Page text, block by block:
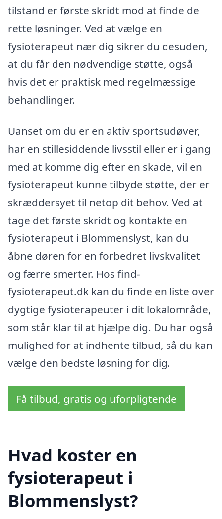
tilstand er første skridt mod at finde de
rette løsninger. Ved at vælge en
fysioterapeut nær dig sikrer du desuden,
at du får den nødvendige støtte, også
hvis det er praktisk med regelmæssige
behandlinger.
Uanset om du er en aktiv sportsudøver,
har en stillesiddende livsstil eller er i gang
med at komme dig efter en skade, vil en
fysioterapeut kunne tilbyde støtte, der er
skræddersyet til netop dit behov. Ved at
tage det første skridt og kontakte en
fysioterapeut i Blommenslyst, kan du
åbne døren for en forbedret livskvalitet
og færre smerter. Hos find-
fysioterapeut.dk kan du finde en liste over
dygtige fysioterapeuter i dit lokalområde,
som står klar til at hjælpe dig. Du har også
mulighed for at indhente tilbud, så du kan
vælge den bedste løsning for dig.
Få tilbud, gratis og uforpligtende
Hvad koster en
fysioterapeut i
Blommenslyst?